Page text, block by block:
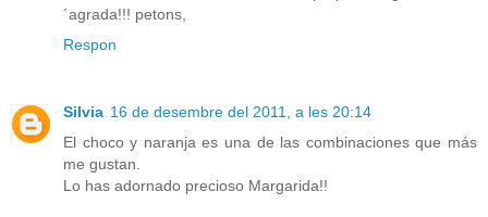
´agrada!!! petons,
Respon
Silvia 16 de desembre del 2011, a les 20:14
El choco y naranja es una de las combinaciones que más
me gustan.
Lo has adornado precioso Margarida!!